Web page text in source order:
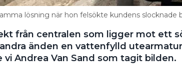
lösning när hon felsökte kundens slocknade
från centralen som ligger mot ett
änden en vattenfylld
vi Andrea Van Sand som tagit bilden.